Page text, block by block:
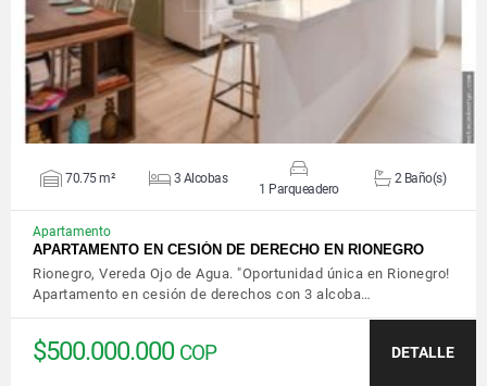
70.75 m² 3 Alcobas
1 Parqueadero
2 Baño(s)
Apartamento
APARTAMENTO EN CESIÓN DE DERECHO EN RIONEGRO
Rionegro, Vereda Ojo de Agua. "Oportunidad única en Rionegro!
Apartamento en cesión de derechos con 3 alcoba…
$500.000.000 COP DETALLE